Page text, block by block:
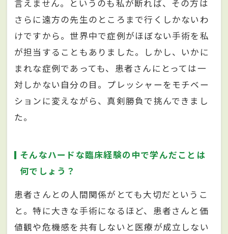
言えません。というのも私が断れば、その方は
さらに遠方の先生のところまで行くしかないわ
けですから。世界中で症例がほぼない手術を私
が担当することもありました。しかし、いかに
まれな症例であっても、患者さんにとっては一
対しかない自分の目。プレッシャーをモチベー
ションに変えながら、真剣勝負で挑んできまし
た。
そんなハードな臨床経験の中で学んだことは
何でしょう？
患者さんとの人間関係がとても大切だというこ
と。特に大きな手術になるほど、患者さんと価
値観や危機感を共有しないと医療が成立しない